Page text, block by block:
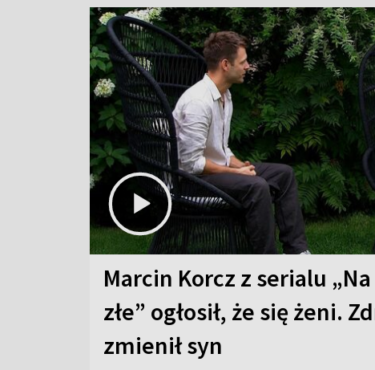
Marcin Korcz z serialu
złe” ogłosił, że się żeni.
zmienił syn